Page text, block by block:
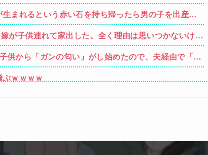
まれるという赤い石を持ち帰ったら男の子を出産。
石を見ると…
が子供連れて家出した。全く理由は思いつかないけど
いでアトピー悪化しそう→
から「ガンの匂い」がし始めたので、夫経由で「ガ
・
ｗｗｗｗ
んに怒られるｗｗｗ
し倒されて性行為 → 凄いことになるｗｗｗｗｗ
ｗｗｗｗｗｗ